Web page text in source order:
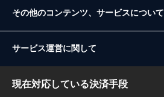
その他のコンテンツ、サービスについて
サービス運営に関して
現在対応している決済手段